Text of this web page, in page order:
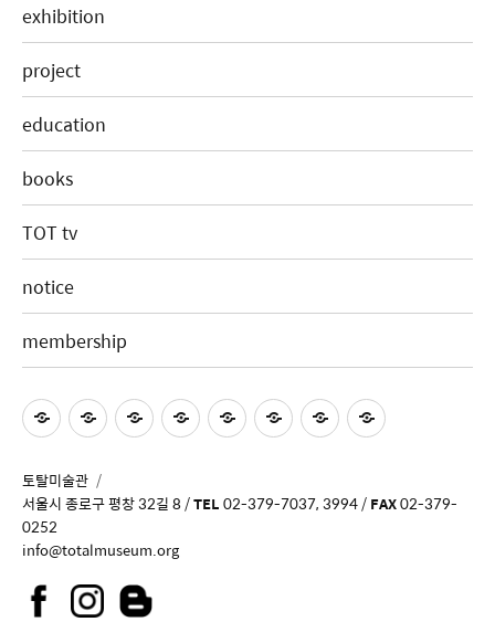
exhibition
project
education
books
TOT tv
notice
membership
토탈미술관
서울시 종로구 평창 32길 8 /TEL02-379-7037, 3994 /FAX02-379-
0252
info@totalmuseum.org